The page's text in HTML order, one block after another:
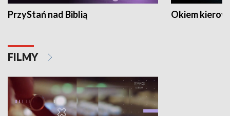
PrzyStań nad Biblią Okiem
FILMY